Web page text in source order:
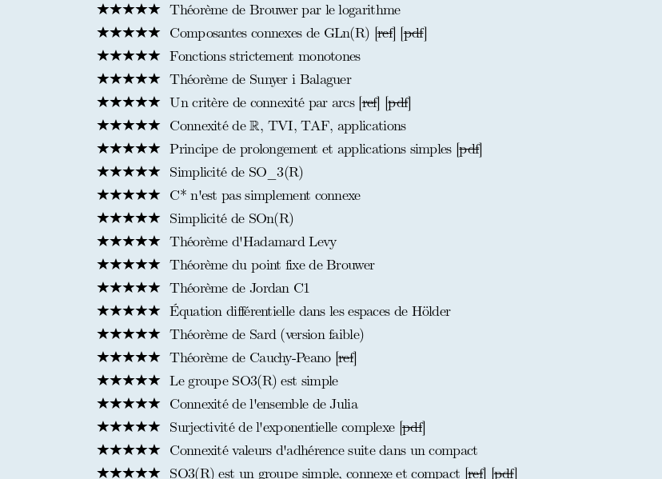
Théorème de Brouwer par le logarithme
Composantes connexes de GLn(R) [ref] [pdf]
Fonctions strictement monotones
Théorème de Sunyer i Balaguer
Un critère de connexité par arcs [ref] [pdf]
Connexité deR
R, TVI, TAF, applications
Principe de prolongement et applications simples [pdf]
Simplicité de SO_3(R)
C* n'est pas simplement connexe
Simplicité de SOn(R)
Théorème d'Hadamard Levy
Théorème du point fixe de Brouwer
Théorème de Jordan C1
Équation différentielle dans les espaces de Hölder
Théorème de Sard (version faible)
Théorème de Cauchy-Peano [ref]
Le groupe SO3(R) est simple
Connexité de l'ensemble de Julia
Surjectivité de l'exponentielle complexe [pdf]
Connexité valeurs d'adhérence suite dans un compact
SO3(R) est un groupe simple, connexe et compact [ref] [pdf]